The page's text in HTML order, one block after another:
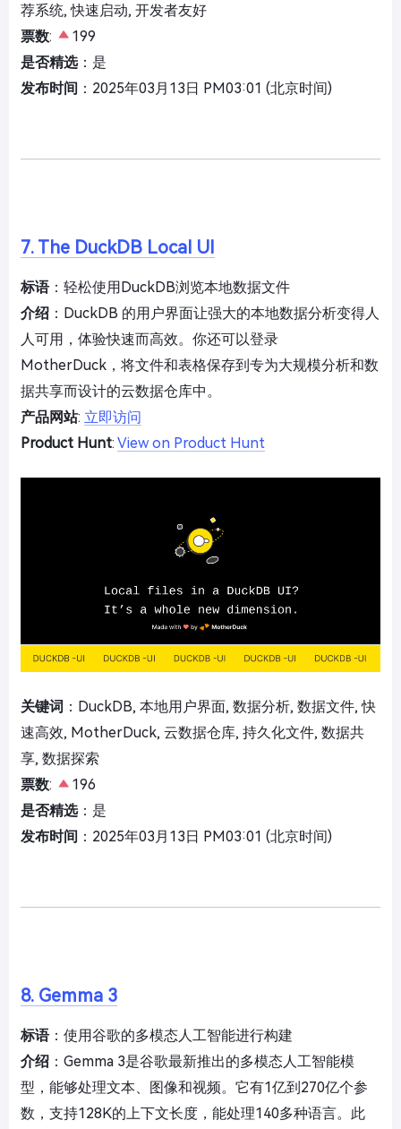
荐系统, 快速启动, 开发者友好
票数:
199
是否精选：是
发布时间 ：2025年03月13日 PM03:01 (北京时间)
7. The DuckDB Local UI
标语：轻松使用DuckDB浏览本地数据文件
介绍 ：DuckDB 的用户界面让强大的本地数据分析变得人
人可用，体验快速而高效。你还可以登录
MotherDuck，将文件和表格保存到专为大规模分析和数
据共享而设计的云数据仓库中。
产品网站: 立即访问
Product Hunt: View on Product Hunt
关键词 ：DuckDB, 本地用户界面, 数据分析, 数据文件, 快
速高效, MotherDuck, 云数据仓库, 持久化文件, 数据共
享, 数据探索
票数:
196
是否精选：是
发布时间 ：2025年03月13日 PM03:01 (北京时间)
8. Gemma 3
标语：使用谷歌的多模态人工智能进行构建
介绍 ：Gemma 3是谷歌最新推出的多模态人工智能模
型，能够处理文本、图像和视频。它有1亿到270亿个参
数，支持128K的上下文长度，能处理140多种语言。此